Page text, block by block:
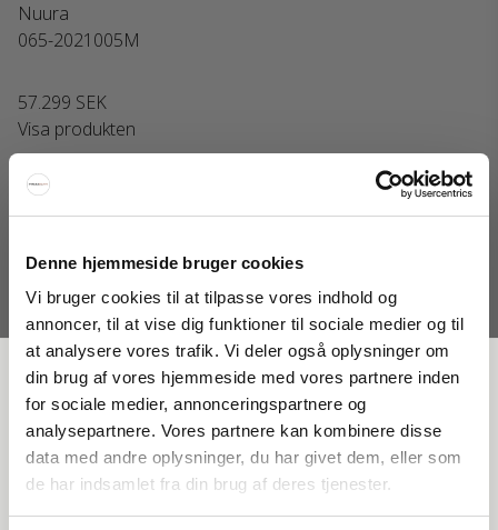
Denne hjemmeside bruger cookies
Vi bruger cookies til at tilpasse vores indhold og
annoncer, til at vise dig funktioner til sociale medier og til
at analysere vores trafik. Vi deler også oplysninger om
din brug af vores hjemmeside med vores partnere inden
for sociale medier, annonceringspartnere og
analysepartnere. Vores partnere kan kombinere disse
data med andre oplysninger, du har givet dem, eller som
de har indsamlet fra din brug af deres tjenester.
Nuura
065-2021005M
57.299 SEK
Visa produkten
FÅ 20 % RABATT
Få 20 % rabatt genom att prenumerera på vårt nyhetsbrev. *Din rabatt
kan inte användas på redan nedsatta varor eller produkter från
Rocket.